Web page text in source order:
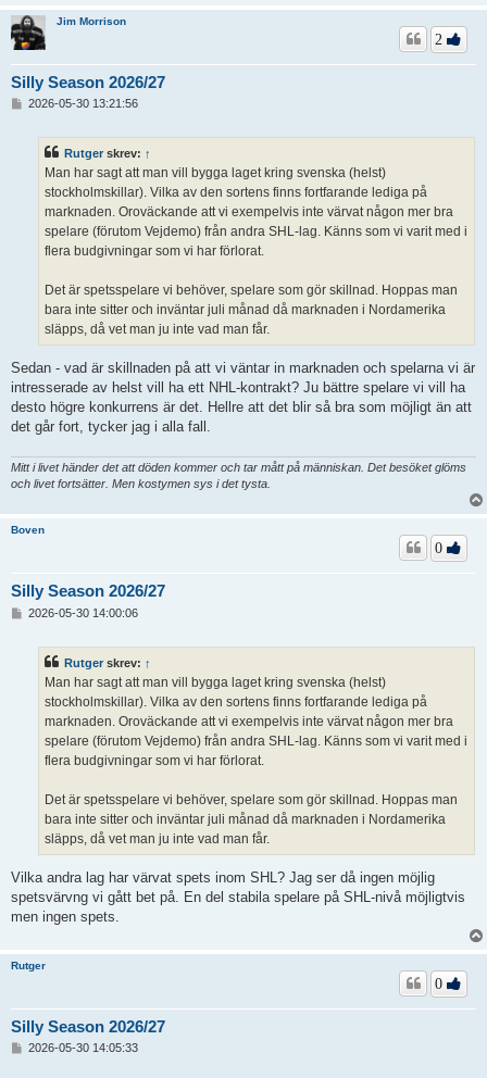
Jim Morrison
Silly Season 2026/27
2
2026-05-30 13:21:56
Rutger skrev: ↑
Man har sagt att man vill bygga laget kring svenska (helst)
stockholmskillar). Vilka av den sortens finns fortfarande lediga på
marknaden. Oroväckande att vi exempelvis inte värvat någon mer bra
spelare (förutom Vejdemo) från andra SHL-lag. Känns som vi varit med i
flera budgivningar som vi har förlorat.
Det är spetsspelare vi behöver, spelare som gör skillnad. Hoppas man
bara inte sitter och inväntar juli månad då marknaden i Nordamerika
släpps, då vet man ju inte vad man får.
Sedan - vad är skillnaden på att vi väntar in marknaden och spelarna vi är
intresserade av helst vill ha ett NHL-kontrakt? Ju bättre spelare vi vill ha
desto högre konkurrens är det. Hellre att det blir så bra som möjligt än att
det går fort, tycker jag i alla fall.
Mitt i livet händer det att döden kommer och tar mått på människan. Det besöket glöms
och livet fortsätter. Men kostymen sys i det tysta.
Boven
Silly Season 2026/27
0
2026-05-30 14:00:06
Rutger skrev: ↑
Man har sagt att man vill bygga laget kring svenska (helst)
stockholmskillar). Vilka av den sortens finns fortfarande lediga på
marknaden. Oroväckande att vi exempelvis inte värvat någon mer bra
spelare (förutom Vejdemo) från andra SHL-lag. Känns som vi varit med i
flera budgivningar som vi har förlorat.
Det är spetsspelare vi behöver, spelare som gör skillnad. Hoppas man
bara inte sitter och inväntar juli månad då marknaden i Nordamerika
släpps, då vet man ju inte vad man får.
Vilka andra lag har värvat spets inom SHL? Jag ser då ingen möjlig
spetsvärvng vi gått bet på. En del stabila spelare på SHL-nivå möjligtvis
men ingen spets.
Rutger
Silly Season 2026/27
0
2026-05-30 14:05:33